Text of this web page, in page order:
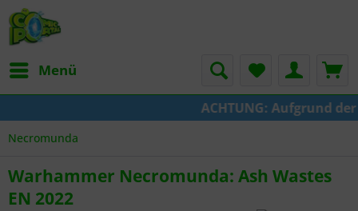
Menü
ACHTUNG: Aufgrund
Necromunda
Warhammer Necromunda: Ash Wastes
EN 2022